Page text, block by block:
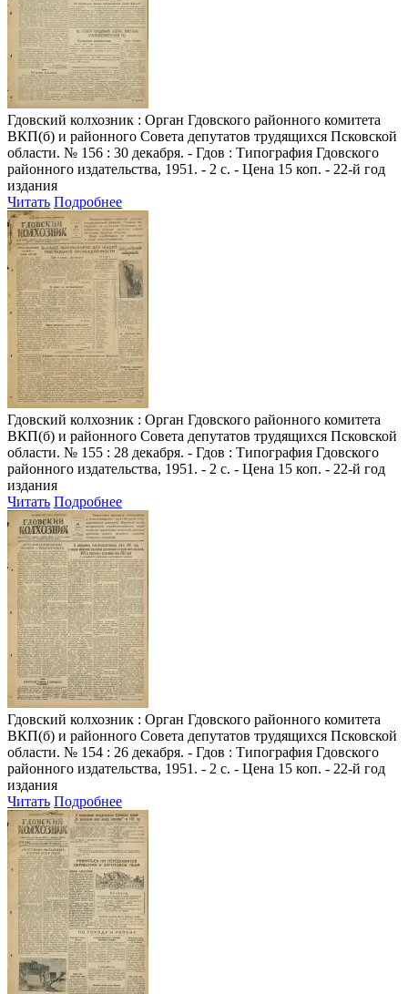
Гдовский колхозник : Орган Гдовского районного комитета
ВКП(б) и районного Совета депутатов трудящихся Псковской
области. № 156 : 30 декабря. - Гдов : Типография Гдовского
районного издательства, 1951. - 2 с. - Цена 15 коп. - 22-й год
издания
Читать Подробнее
Гдовский колхозник : Орган Гдовского районного комитета
ВКП(б) и районного Совета депутатов трудящихся Псковской
области. № 155 : 28 декабря. - Гдов : Типография Гдовского
районного издательства, 1951. - 2 с. - Цена 15 коп. - 22-й год
издания
Читать Подробнее
Гдовский колхозник : Орган Гдовского районного комитета
ВКП(б) и районного Совета депутатов трудящихся Псковской
области. № 154 : 26 декабря. - Гдов : Типография Гдовского
районного издательства, 1951. - 2 с. - Цена 15 коп. - 22-й год
издания
Читать Подробнее